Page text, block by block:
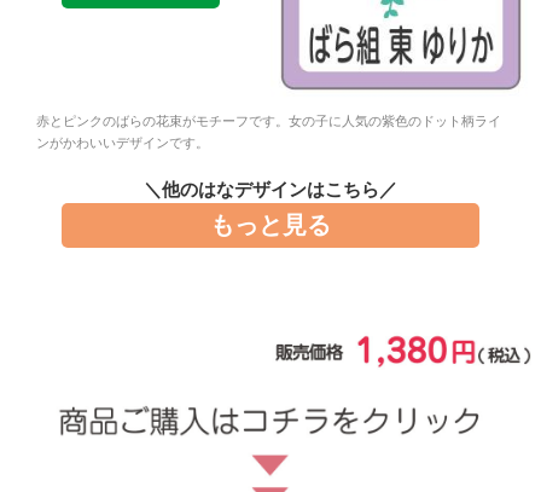
会社概要
らせ
会員登録
赤とピンクのばらの花束がモチーフです。女の子に人気の紫色のドット柄ライ
ンがかわいいデザインです。
＼他のはなデザインはこちら／
もっと見る